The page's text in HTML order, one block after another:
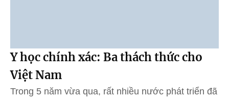
Y học chính xác: Ba thách thức cho
Việt Nam
Trong 5 năm vừa qua, rất nhiều nước phát triển đã